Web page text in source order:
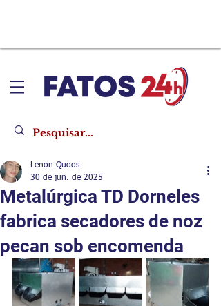
Metalúrgica TD Dorneles
fabrica secadores de noz
pecan sob encomenda
Lenon Quoos
30 de jun. de 2025